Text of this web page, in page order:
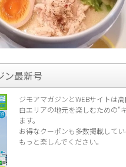
ン最新号
ジモアマガジンとWEBサイトは
白エリアの地元を楽しむための“
ます。
お得なクーポンも多数掲載してい
もっと楽しんでください。